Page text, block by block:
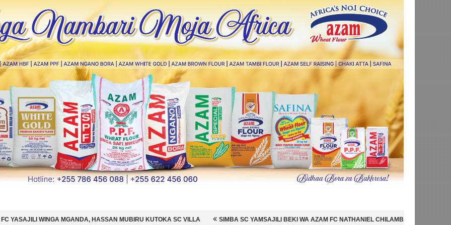
HASSAN MUBIRU KUTOKA SC VILLA SIMBA SC YAMSAJILI BEKI WA AZAM FC NATHANIEL CHILAMBO NI HISPANIA MABINGWA WA